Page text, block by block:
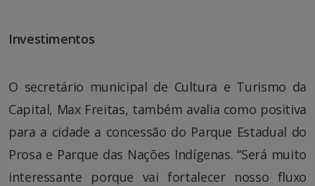
Investimentos
O secretário municipal de Cultura e Turismo da
Capital, Max Freitas, também avalia como positiva
para a cidade a concessão do Parque Estadual do
Prosa e Parque das Nações Indígenas. “Será muito
interessante porque vai fortalecer nosso fluxo